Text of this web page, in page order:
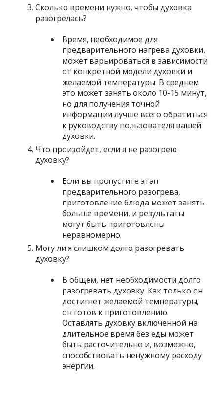
Сколько времени нужно, чтобы духовка
разогрелась?
Время, необходимое для
предварительного нагрева духовки,
может варьироваться в зависимости
от конкретной модели духовки и
желаемой температуры. В среднем
это может занять около 10-15 минут,
но для получения точной
информации лучше всего обратиться
к руководству пользователя вашей
духовки.
Что произойдет, если я не разогрею
духовку?
Если вы пропустите этап
предварительного разогрева,
приготовление блюда может занять
больше времени, и результаты
могут быть приготовлены
неравномерно.
Могу ли я слишком долго разогревать
духовку?
В общем, нет необходимости долго
разогревать духовку. Как только он
достигнет желаемой температуры,
он готов к приготовлению.
Оставлять духовку включенной на
длительное время без еды может
быть расточительно и, возможно,
способствовать ненужному расходу
энергии.